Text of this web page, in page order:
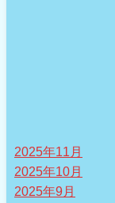
2025年11月
2025年10月
2025年9月